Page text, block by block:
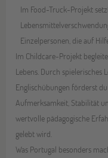
Im Food-Truck-Projekt
Einzelpersonen, die auf
Im Childcare-Projekt
Lebens. Durch
Englischübungen förderst
Aufmerksamkeit, Stabilität
wertvolle pädagogische
gelebt wird.
Was Portugal besonders